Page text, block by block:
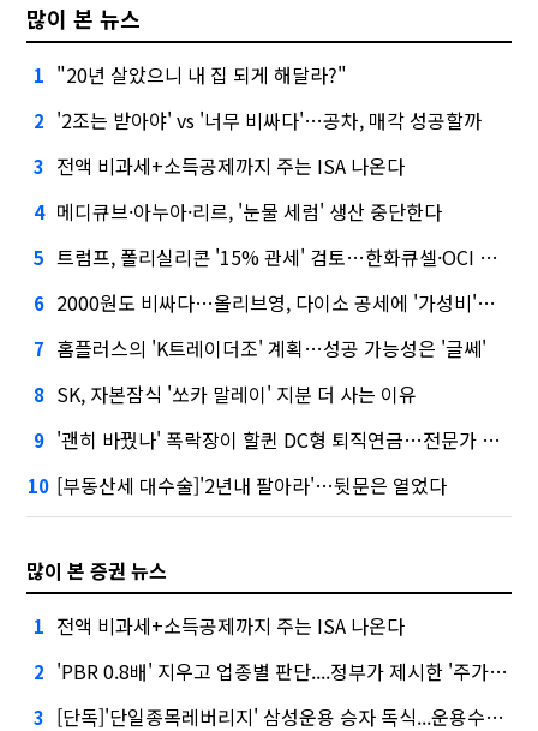
많이 본 뉴스
1 "20년 살았으니 내 집 되게 해달라?"
2 '2조는 받아야' vs '너무 비싸다'…공차, 매각 성공할까
3 전액 비과세+소득공제까지 주는 ISA 나온다
4 메디큐브·아누아·리르, '눈물 세럼' 생산 중단한다
5 트럼프, 폴리실리콘 '15% 관세' 검토…한화큐셀·OCI 영향은?
6 2000원도 비싸다…올리브영, 다이소 공세에 '가성비'로 맞불
7 홈플러스의 'K트레이더조' 계획…성공 가능성은 '글쎄'
8 SK, 자본잠식 '쏘카 말레이' 지분 더 사는 이유
9 '괜히 바꿨나' 폭락장이 할퀸 DC형 퇴직연금…전문가 조언은
10 [부동산세 대수술]'2년내 팔아라'…뒷문은 열었다
많이 본 증권 뉴스
1 전액 비과세+소득공제까지 주는 ISA 나온다
2 'PBR 0.8배' 지우고 업종별 판단....정부가 제시한 '주가 누르기' 방지법
3 [단독]'단일종목레버리지' 삼성운용 승자 독식...운용수익 미래에셋의 6배